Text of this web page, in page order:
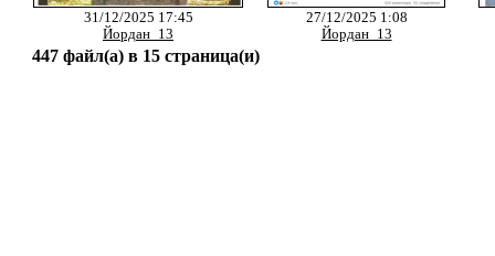
31/12/2025 17:45
Йордан_13
27/12/2025 1:08
Йордан_13
447 файл(а) в 15 страница(и)